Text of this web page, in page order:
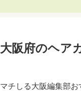
大阪府のヘア
マチしる大阪編集部